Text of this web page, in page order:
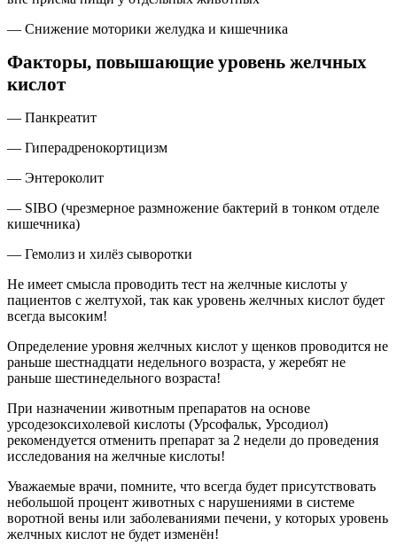
— Снижение моторики желудка и кишечника
Факторы, повышающие уровень желчных
кислот
— Панкреатит
— Гиперадренокортицизм
— Энтероколит
— SIBO (чрезмерное размножение бактерий в тонком отделе
кишечника)
— Гемолиз и хилёз сыворотки
Не имеет смысла проводить тест на желчные кислоты у
пациентов с желтухой, так как уровень желчных кислот будет
всегда высоким!
Определение уровня желчных кислот у щенков проводится не
раньше шестнадцати недельного возраста, у жеребят не
раньше шестинедельного возраста!
При назначении животным препаратов на основе
урсодезоксихолевой кислоты (Урсофальк, Урсодиол)
рекомендуется отменить препарат за 2 недели до проведения
исследования на желчные кислоты!
Уважаемые врачи, помните, что всегда будет присутствовать
небольшой процент животных с нарушениями в системе
воротной вены или заболеваниями печени, у которых уровень
желчных кислот не будет изменён!